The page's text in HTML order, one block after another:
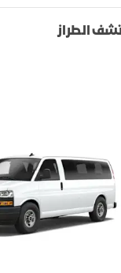
الطراز